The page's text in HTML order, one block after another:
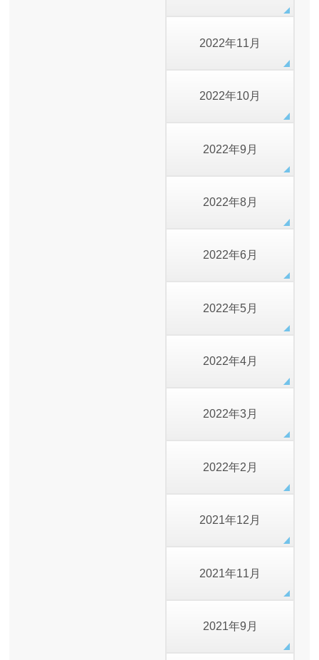
2022年11月
2022年10月
2022年9月
2022年8月
2022年6月
2022年5月
2022年4月
2022年3月
2022年2月
2021年12月
2021年11月
2021年9月